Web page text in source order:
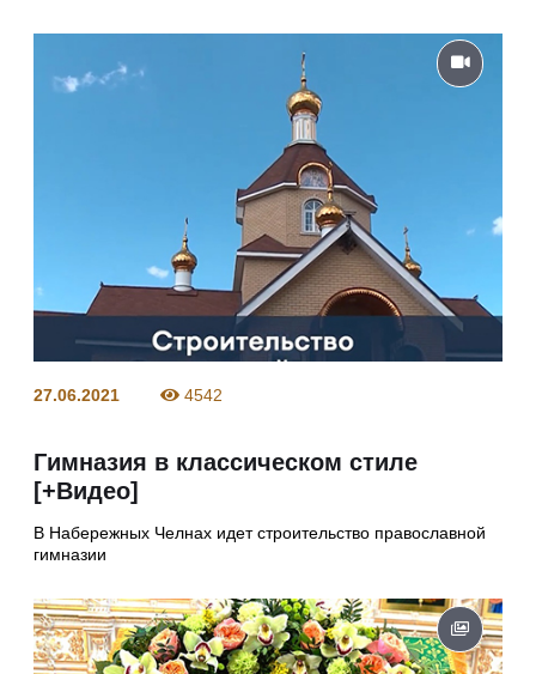
27.06.2021 4542
Гимназия в классическом стиле
[+Видео]
В Набережных Челнах идет строительство православной
гимназии